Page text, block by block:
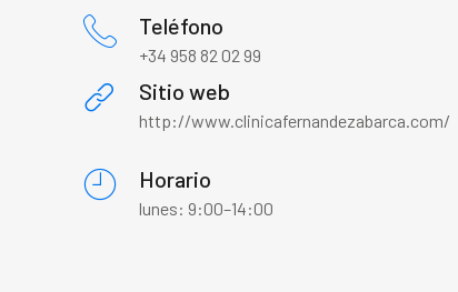
Teléfono
+34 958 82 02 99
Sitio web
http://www.clinicafernandezabarca.com/
Horario
lunes: 9:00–14:00